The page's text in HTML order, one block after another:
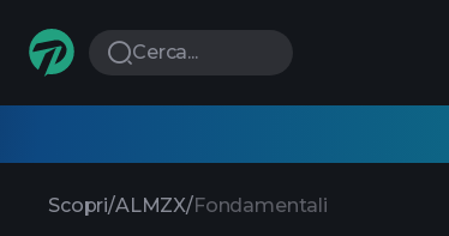
Cerca...
Scopri/ALMZX/Fondamentali